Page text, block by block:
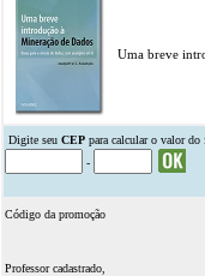
Uma breve
Digite seu CEPpara calcular o valor do
-
Código da promoção
Professor cadastrado,